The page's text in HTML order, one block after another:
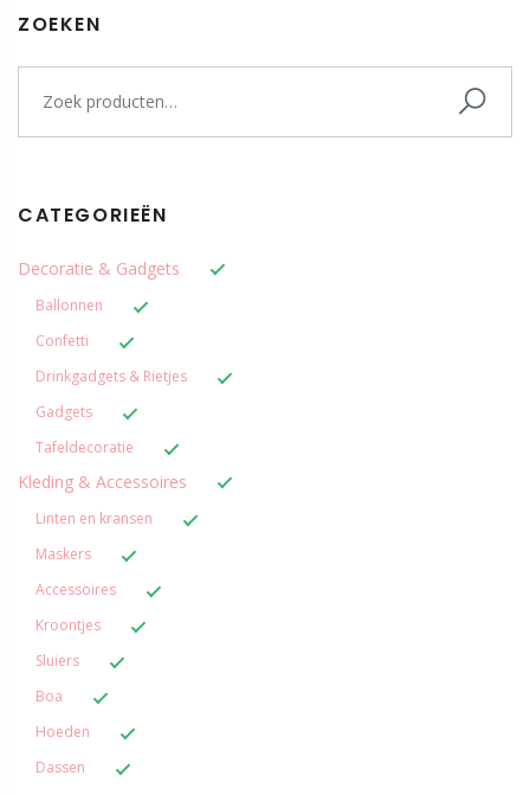
ZOEKEN
CATEGORIEËN
Decoratie & Gadgets
Ballonnen
Confetti
Drinkgadgets & Rietjes
Gadgets
Tafeldecoratie
Kleding & Accessoires
Linten en kransen
Maskers
Accessoires
Kroontjes
Sluiers
Boa
Hoeden
Dassen